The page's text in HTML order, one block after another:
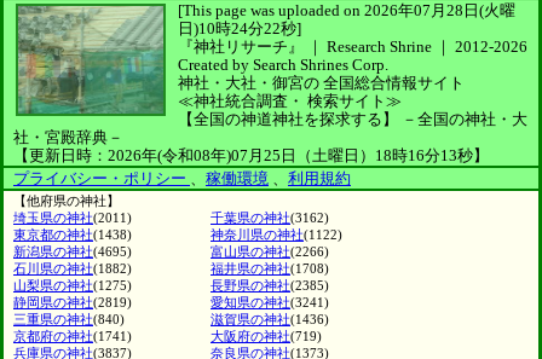
[This page was uploaded on 2026年07月28日(火曜
日)10時24分22秒]
『神社リサーチ』 ｜ Research Shrine ｜ 2012-2026
Created by Search Shrines Corp.
神社・大社・御宮の 全国総合情報サイト
≪神社統合調査・ 検索サイト≫
【全国の神道神社を探求する】
－全国の神社・大
社・宮殿辞典－
【更新日時：2026年(令和08年)07月25日（土曜日）18時16分13秒】
プライバシー・ポリシー 、 稼働環境 、 利用規約
【他府県の神社】
埼玉県の神社(2011) 千葉県の神社(3162)
東京都の神社(1438) 神奈川県の神社(1122)
新潟県の神社(4695) 富山県の神社(2266)
石川県の神社(1882) 福井県の神社(1708)
山梨県の神社(1275) 長野県の神社(2385)
静岡県の神社(2819) 愛知県の神社(3241)
三重県の神社(840) 滋賀県の神社(1436)
京都府の神社(1741) 大阪府の神社(719)
兵庫県の神社(3837) 奈良県の神社(1373)